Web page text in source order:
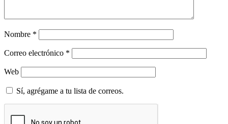
Nombre *
Correo electrónico *
Web
Sí, agrégame a tu lista de correos.